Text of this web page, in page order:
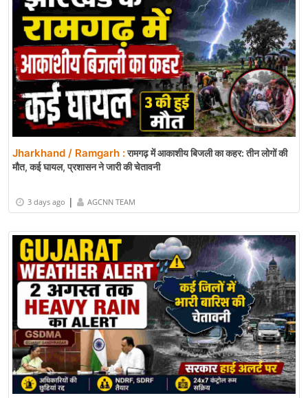
Jharkhand / Ramgarh :रामगढ़ में आकाशीय बिजली का कहर: तीन लोगों की
मौत, कई घायल, प्रशासन ने जारी की चेतावनी
3 days ago | AGCNN TEAM